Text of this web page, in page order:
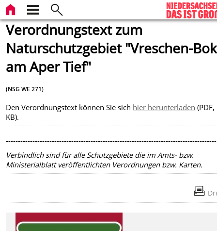
Verordnungstext zum
Naturschutzgebiet "Vreschen-
am Aper Tief"
(NSG WE 271)
Den Verordnungstext können Sie sich hier herunterladen
KB).
---------------------------------------------------------------------------------------
Verbindlich sind für alle Schutzgebiete die im Amts- bzw.
Ministerialblatt veröffentlichten Verordnungen bzw. Karten.